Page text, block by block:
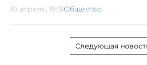
10 апреля, 15:51Общество
Следующая